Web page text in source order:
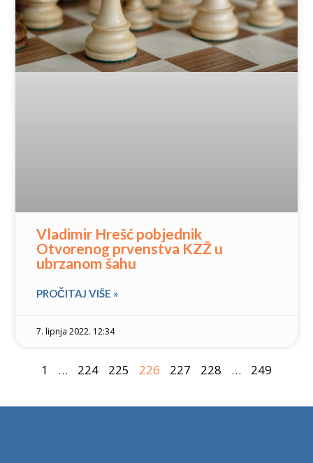
Vladimir Hrešć pobjednik
Otvorenog prvenstva KZŽ u
ubrzanom šahu
PROČITAJ VIŠE »
7. lipnja 2022. 12:34
1 … 224 225 226 227 228 … 249